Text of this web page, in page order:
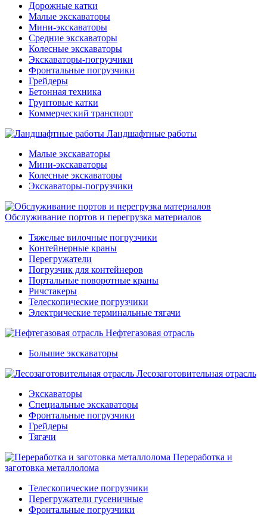
Дорожные катки
Малые экскаваторы
Мини-экскаваторы
Средние экскаваторы
Колесные экскаваторы
Экскаваторы-погрузчики
Фронтальные погрузчики
Грейдеры
Бетонная техника
Грунтовые катки
Коммерческий транспорт
Ландшафтные работы
Малые экскаваторы
Мини-экскаваторы
Колесные экскаваторы
Экскаваторы-погрузчики
Обслуживание портов и перегрузка материалов
Тяжелые вилочные погрузчики
Контейнерные краны
Перегружатели
Погрузчик для контейнеров
Портальные поворотные краны
Ричстакеры
Телескопические погрузчики
Электрические терминальные тягачи
Нефтегазовая отрасль
Большие экскаваторы
Лесозаготовительная отрасль
Экскаваторы
Специальные экскаваторы
Фронтальные погрузчики
Грейдеры
Тягачи
Переработка и
заготовка металлолома
Телескопические погрузчики
Перегружатели гусеничные
Фронтальные погрузчики